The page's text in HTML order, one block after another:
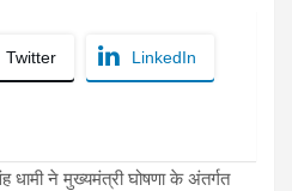
Twitter LinkedIn
ने मुख्यमंत्री घोषणा के अंतर्गत